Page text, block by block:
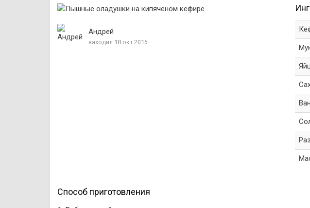
Андрей
заходил 18 окт 2016
Способ приготовления